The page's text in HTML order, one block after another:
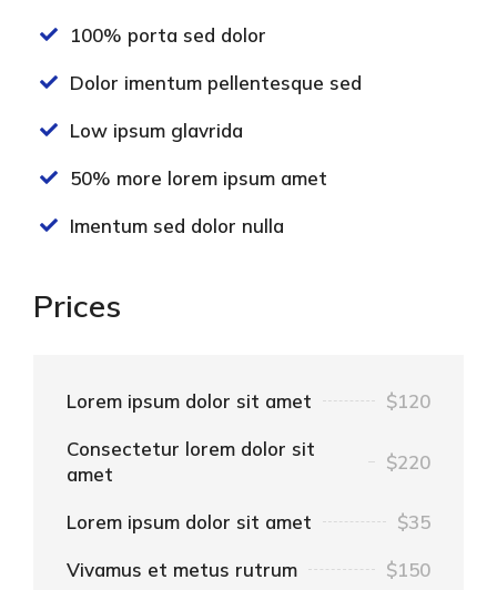
100% porta sed dolor
Dolor imentum pellentesque sed
Low ipsum glavrida
50% more lorem ipsum amet
Imentum sed dolor nulla
Prices
Lorem ipsum dolor sit amet $120
Consectetur lorem dolor sit
amet
$220
Lorem ipsum dolor sit amet $35
Vivamus et metus rutrum $150